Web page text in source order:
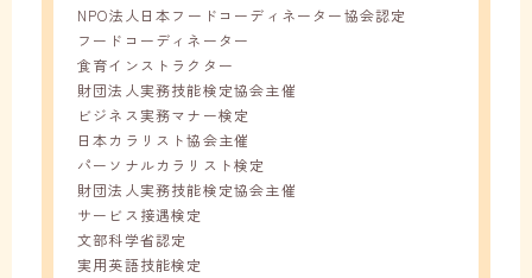
NPO法人日本フードコーディネーター協会認定
フードコーディネーター
食育インストラクター
財団法人実務技能検定協会主催
ビジネス実務マナー検定
日本カラリスト協会主催
パーソナルカラリスト検定
財団法人実務技能検定協会主催
サービス接遇検定
文部科学省認定
実用英語技能検定